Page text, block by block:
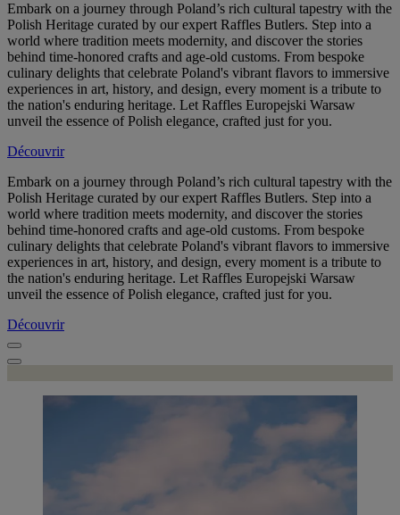
Embark on a journey through Poland’s rich cultural tapestry with the
Polish Heritage curated by our expert Raffles Butlers. Step into a
world where tradition meets modernity, and discover the stories
behind time-honored crafts and age-old customs. From bespoke
culinary delights that celebrate Poland's vibrant flavors to immersive
experiences in art, history, and design, every moment is a tribute to
the nation's enduring heritage. Let Raffles Europejski Warsaw
unveil the essence of Polish elegance, crafted just for you.
Découvrir
Embark on a journey through Poland’s rich cultural tapestry with the
Polish Heritage curated by our expert Raffles Butlers. Step into a
world where tradition meets modernity, and discover the stories
behind time-honored crafts and age-old customs. From bespoke
culinary delights that celebrate Poland's vibrant flavors to immersive
experiences in art, history, and design, every moment is a tribute to
the nation's enduring heritage. Let Raffles Europejski Warsaw
unveil the essence of Polish elegance, crafted just for you.
Découvrir